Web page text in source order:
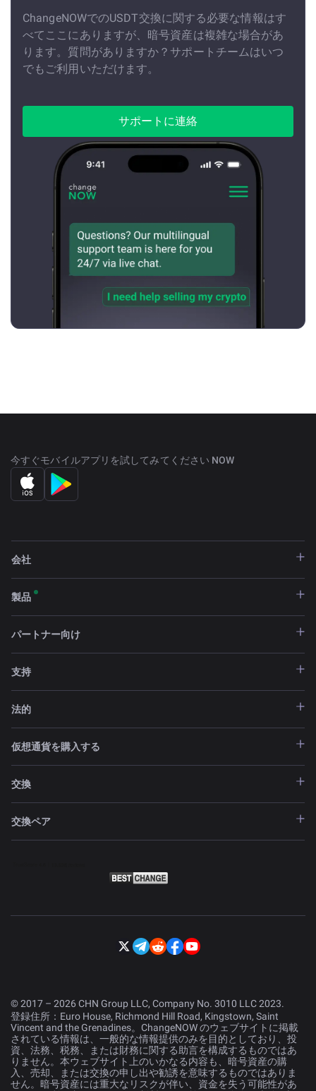
ChangeNOWでのUSDT交換に関する必要な情報はす
べてここにありますが、暗号資産は複雑な場合があ
ります。質問がありますか？サポートチームはいつ
でもご利用いただけます。
サポートに連絡
今すぐモバイルアプリを試してみてください NOW
会社
製品
パートナー向け
支持
法的
仮想通貨を購入する
交換
交換ペア
© 2017 – 2026 CHN Group LLC, Company No. 3010 LLC 2023.
登録住所：Euro House, Richmond Hill Road, Kingstown, Saint
Vincent and the Grenadines。ChangeNOW のウェブサイトに掲載
されている情報は、一般的な情報提供のみを目的としており、投
資、法務、税務、または財務に関する助言を構成するものではあ
りません。本ウェブサイト上のいかなる内容も、暗号資産の購
入、売却、または交換の申し出や勧誘を意味するものではありま
せん。暗号資産には重大なリスクが伴い、資金を失う可能性があ